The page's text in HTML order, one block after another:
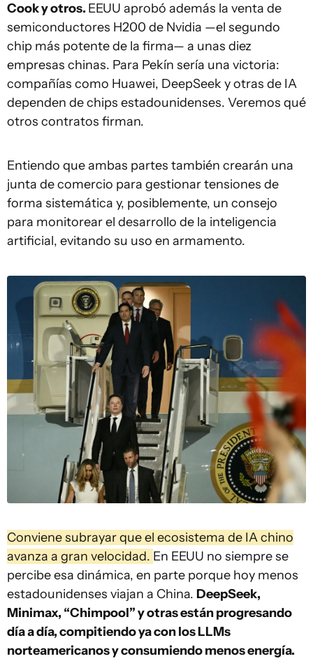
Cook y otros. EEUU aprobó además la venta de
semiconductores H200 de Nvidia —el segundo
chip más potente de la firma— a unas diez
empresas chinas. Para Pekín sería una victoria:
compañías como Huawei, DeepSeek y otras de IA
dependen de chips estadounidenses. Veremos qué
otros contratos firman.
Entiendo que ambas partes también crearán una
junta de comercio para gestionar tensiones de
forma sistemática y, posiblemente, un consejo
para monitorear el desarrollo de la inteligencia
artificial, evitando su uso en armamento.
Conviene subrayar que el ecosistema de IA chino
avanza a gran velocidad. En EEUU no siempre se
percibe esa dinámica, en parte porque hoy menos
estadounidenses viajan a China. DeepSeek,
Minimax, “Chimpool” y otras están progresando
día a día, compitiendo ya con los LLMs
norteamericanos y consumiendo menos energía.